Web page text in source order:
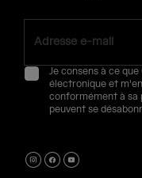
Je consens à ce
électronique et
conformément à sa
peuvent se